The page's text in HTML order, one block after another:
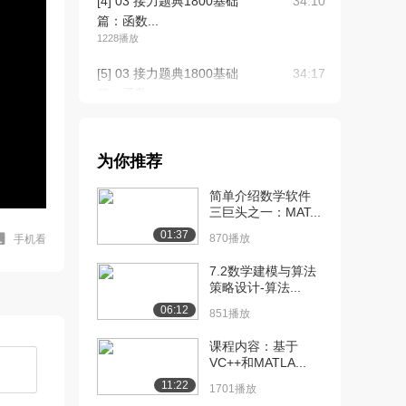
手机看
篇：函数...
1228播放
[5] 03 接力题典1800基础
34:17
篇：函数...
[7] 04 接力题典1800基础
篇：函数...
34:30
[8] 04 接力题典1800基础
篇：函数...
34:33
[9] 04 接力题典1800基础
篇：函数...
34:31
为你推荐
01:37
简单介绍数学软件
三巨头之一：MAT...
870播放
06:12
7.2数学建模与算法
策略设计-算法...
851播放
11:22
课程内容：基于
VC++和MATLA...
1701播放